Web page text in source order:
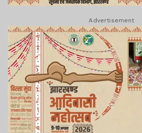
Advertisement